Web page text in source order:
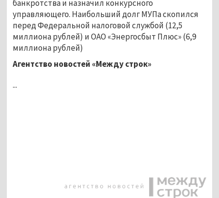
банкротства и назначил конкурсного
управляющего. Наибольший долг МУПа скопился
перед Федеральной налоговой службой (12,5
миллиона рублей) и ОАО «Энергосбыт Плюс» (6,9
миллиона рублей)
Агентство новостей «Между строк»
...